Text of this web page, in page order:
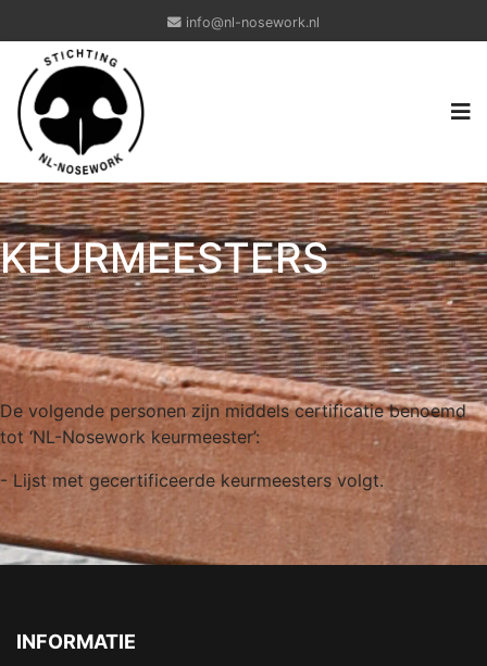
info@nl-nosework.nl
KEURMEESTERS
De volgende personen zijn middels certificatie benoemd
tot ‘NL-Nosework keurmeester’:
- Lijst met gecertificeerde keurmeesters volgt.
INFORMATIE